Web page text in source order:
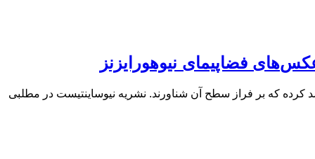
فضاپیمای نیوهورایزنز
کرده که بر فراز سطح آن شناورند. نشریه نیوساینتیست در مطلبی